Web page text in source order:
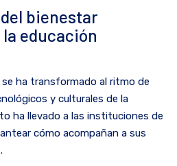
bienestar
educación
ha transformado al ritmo de
y culturales de la
ha llevado a las instituciones de
cómo acompañan a sus